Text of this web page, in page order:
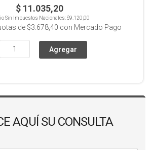
$ 11.035,20
Sin Impuestos Nacionales:$9.120,00
de $3.678,40 con Mercado Pago
AQUÍ SU CONSULTA